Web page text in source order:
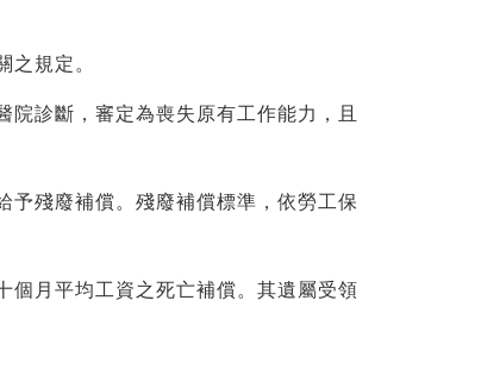
之規定。
診斷，審定為喪失原有工作能力，且
予殘廢補償。殘廢補償標準，依勞工保
個月平均工資之死亡補償。其遺屬受領